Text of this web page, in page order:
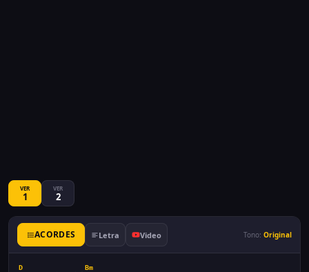
VER
1
VER
2
ACORDES Letra Video Tono: Original
D
Bm